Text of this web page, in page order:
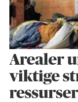
Arealer
viktige
ressurser